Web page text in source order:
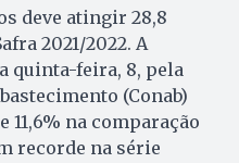
deve atingir 28,8
2021/2022. A
quinta-feira, 8, pela
(Conab)
11,6% na comparação
recorde na série